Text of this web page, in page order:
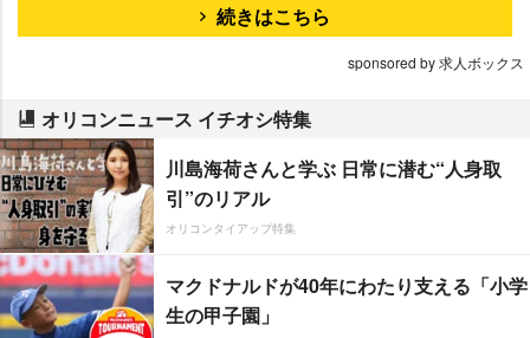
続きはこちら
sponsored by 求人ボックス
オリコンニュース イチオシ特集
川島海荷さんと学ぶ 日常に潜む“人身取
引”のリアル
オリコンタイアップ特集
マクドナルドが40年にわたり支える「小学
生の甲子園」